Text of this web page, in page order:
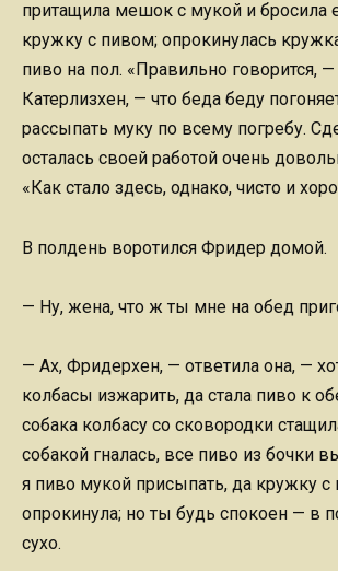
притащила мешок с мукой и бросила
кружку с пивом; опрокинулась
пиво на пол. «Правильно говорится, —
Катерлизхен, — что беда беду
рассыпать муку по всему погребу.
осталась своей работой очень
«Как стало здесь, однако, чисто и
В полдень воротился Фридер домой.
— Ну, жена, что ж ты мне на обед
— Ах, Фридерхен, — ответила она, —
колбасы изжарить, да стала пиво к
собака колбасу со сковородки
собакой гналась, все пиво из бочки
я пиво мукой присыпать, да кружку
опрокинула; но ты будь спокоен — в
сухо.